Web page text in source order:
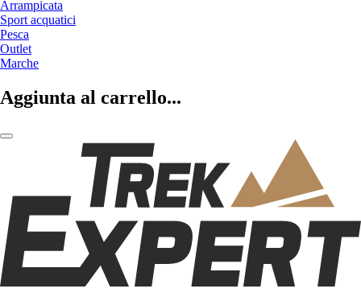
Arrampicata
Sport acquatici
Pesca
Outlet
Marche
Aggiunta al carrello...